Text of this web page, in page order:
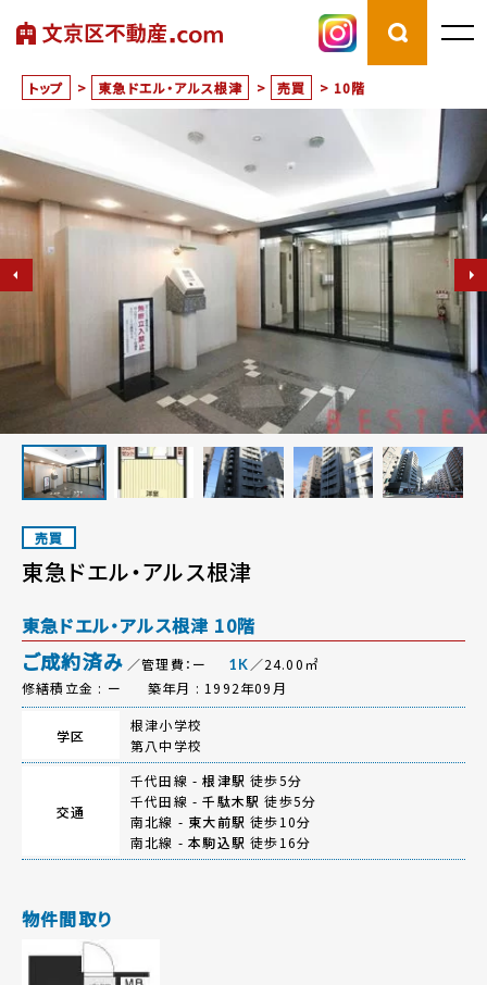
トップ > 東急ドエル・アルス根津 > 売買 > 10階
売買
東急ドエル・アルス根津
東急ドエル・アルス根津 10階
ご成約済み ／管理費：ー 1K ／24.00㎡
修繕積立金 : ー
築年月 : 1992年09月
学区
根津小学校
第八中学校
交通
千代田線 -根津駅 徒歩5分
千代田線 -千駄木駅 徒歩5分
南北線 - 東大前駅 徒歩10分
南北線 -本駒込駅 徒歩16分
物件間取り